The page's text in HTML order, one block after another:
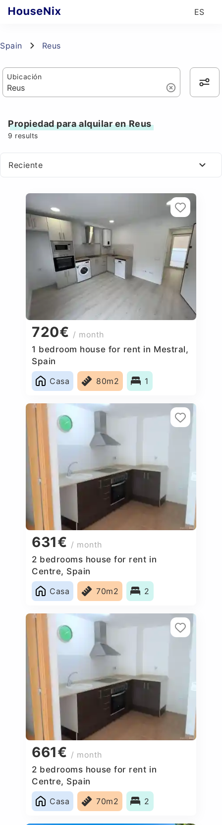
ES
Spain Reus
Ubicación
Propiedad para alquilar en Reus
9 results
Reciente
720€ / month
1 bedroom house for rent in Mestral,
Spain
Casa
80m2 1
631€ / month
2 bedrooms house for rent in
Centre, Spain
Casa
70m2 2
661€ / month
2 bedrooms house for rent in
Centre, Spain
Casa
70m2 2